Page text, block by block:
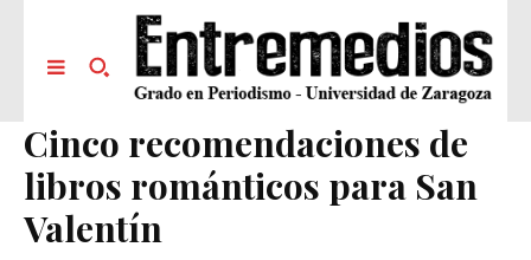
Cinco recomendaciones de
libros románticos para San
Valentín